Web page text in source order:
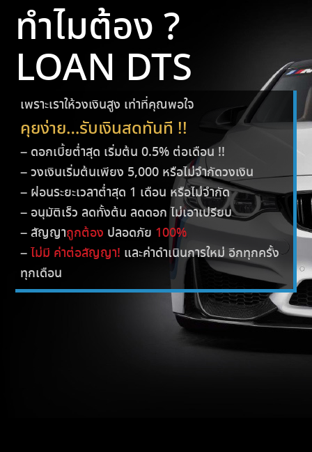
ทำไมต้อง ?
LOAN DTS
เพราะเราให้วงเงินสูง เท่าที่คุณพอใจ
คุยง่าย…รับเงินสดทันที !!
– ดอกเบี้ยต่ำสุด เริ่มต้น 0.5% ต่อเดือน !!
– วงเงินเริ่มต้นเพียง 5,000 หรือไม่จำกัดวงเงิน
– ผ่อนระยะเวลาต่ำสุด 1 เดือน หรือไม่จำกัด
– อนุมัติเร็ว ลดทั้งต้น ลดดอก ไม่เอาเปรียบ
– สัญญาถูกต้อง ปลอดภัย 100%
–ไม่มี ค่าต่อสัญญา! และค่าดำเนินการใหม่ อีกทุกครั้ง
ทุกเดือน